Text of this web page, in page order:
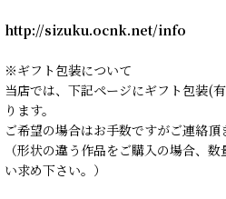
http://sizuku.ocnk.net/info
※ギフト包装について
当店では、下記ページにギフト包装(
ります。
ご希望の場合はお手数ですがご連絡頂
（形状の違う作品をご購入の場合、
い求め下さい。）